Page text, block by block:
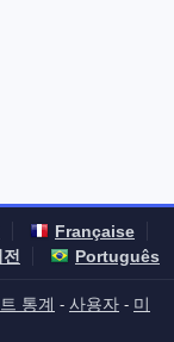
Française
Português
통계 - 사용자 - 미